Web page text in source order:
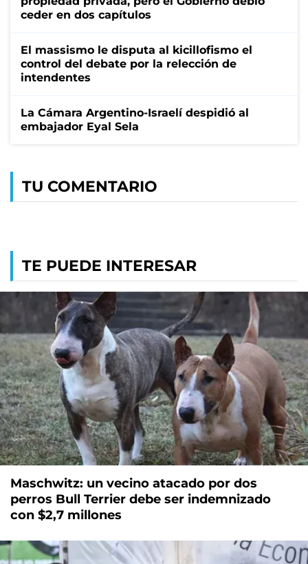
ceder en dos capítulos
El massismo le disputa al kicillofismo el
control del debate por la relección de
intendentes
La Cámara Argentino-Israelí despidió al
embajador Eyal Sela
TU COMENTARIO
TE PUEDE INTERESAR
Maschwitz: un vecino atacado por dos
perros Bull Terrier debe ser indemnizado
con $2,7 millones